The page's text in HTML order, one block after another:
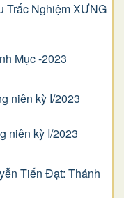
Trắc Nghiệm XƯNG
Mục -2023
niên kỳ I/2023
niên kỳ I/2023
Tiến Đạt: Thánh